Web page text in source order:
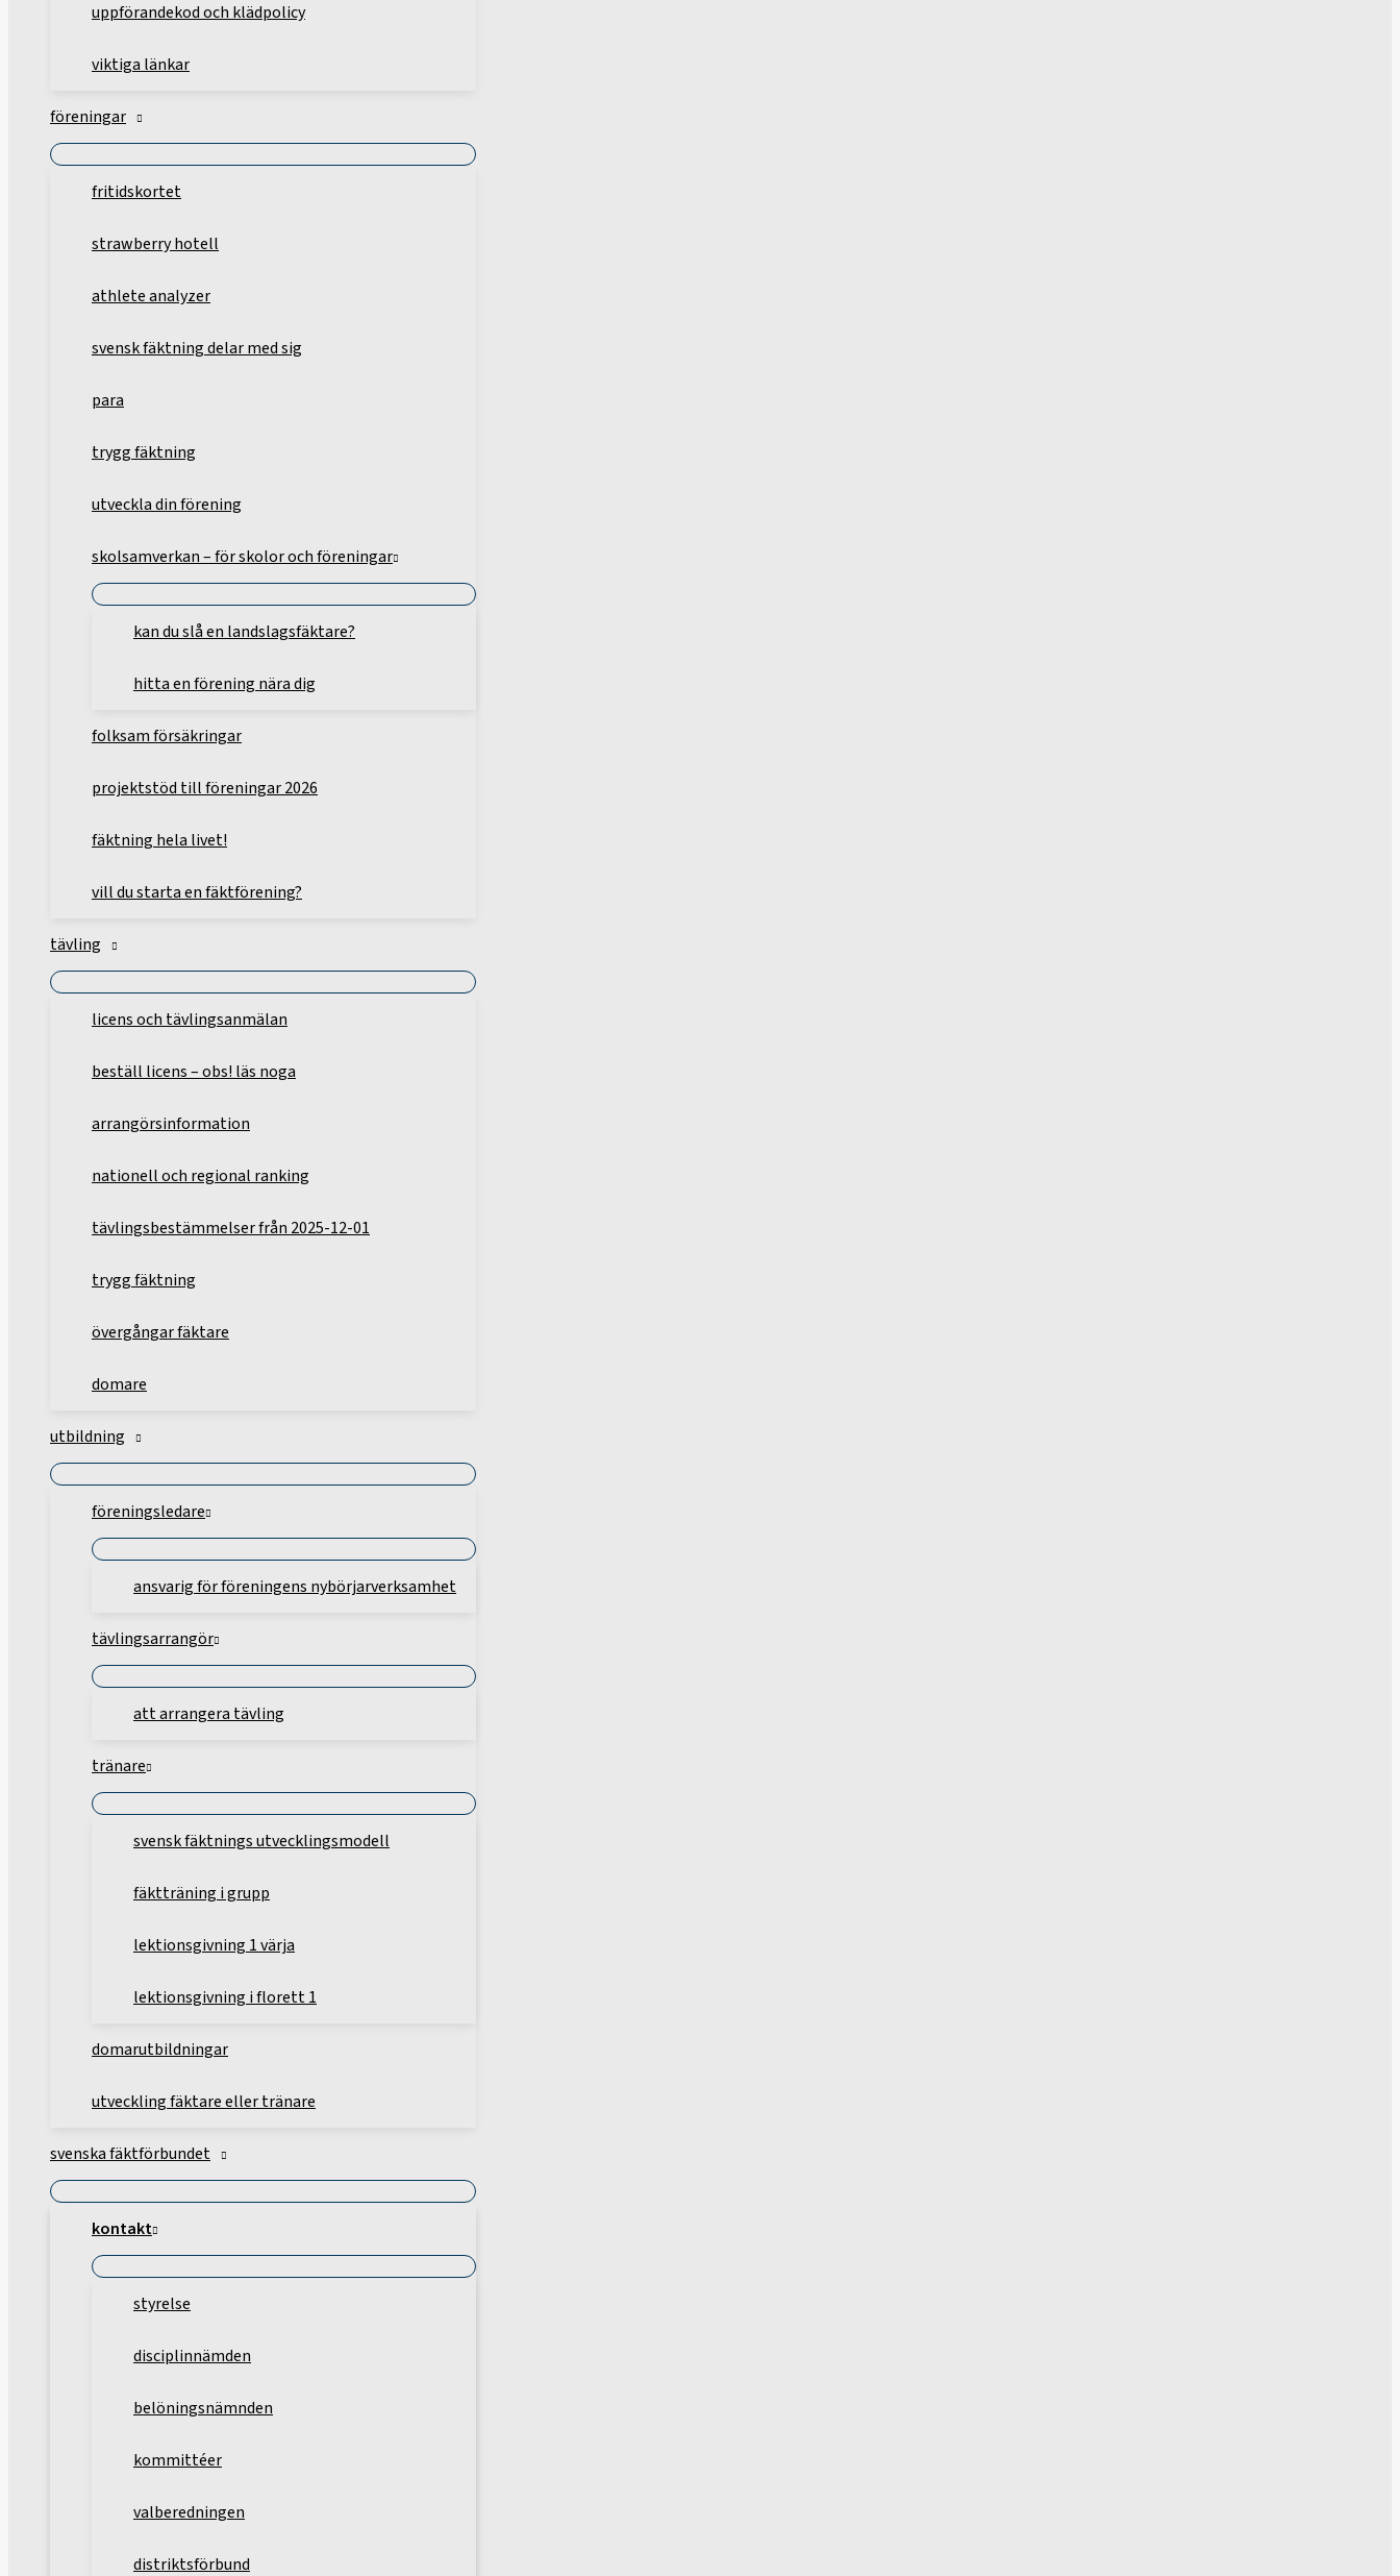
uppförandekod och klädpolicy
viktiga länkar
föreningar
fritidskortet
strawberry hotell
athlete analyzer
svensk fäktning delar med sig
para
trygg fäktning
utveckla din förening
skolsamverkan – för skolor och föreningar
kan du slå en landslagsfäktare?
hitta en förening nära dig
folksam försäkringar
projektstöd till föreningar 2026
fäktning hela livet!
vill du starta en fäktförening?
tävling
licens och tävlingsanmälan
beställ licens – obs! läs noga
arrangörsinformation
nationell och regional ranking
tävlingsbestämmelser från 2025-12-01
trygg fäktning
övergångar fäktare
domare
utbildning
föreningsledare
ansvarig för föreningens nybörjarverksamhet
tävlingsarrangör
att arrangera tävling
tränare
svensk fäktnings utvecklingsmodell
fäktträning i grupp
lektionsgivning 1 värja
lektionsgivning i florett 1
domarutbildningar
utveckling fäktare eller tränare
svenska fäktförbundet
kontakt
styrelse
disciplinnämden
belöningsnämnden
kommittéer
valberedningen
distriktsförbund